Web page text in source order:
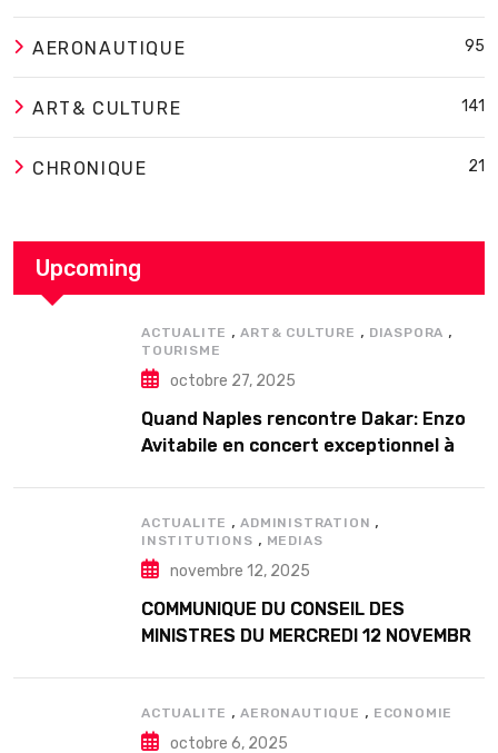
AERONAUTIQUE 95
ART& CULTURE 141
CHRONIQUE 21
Upcoming
ACTUALITE ,ART& CULTURE , DIASPORA ,
TOURISME
octobre 27, 2025
Quand Naples rencontre Dakar: Enzo
Avitabile en concert exceptionnel à
ACTUALITE ,ADMINISTRATION ,
INSTITUTIONS , MEDIAS
novembre 12, 2025
COMMUNIQUE DU CONSEIL DES
MINISTRES DU MERCREDI 12 NOVEMBRE
ACTUALITE ,AERONAUTIQUE , ECONOMIE
octobre 6, 2025